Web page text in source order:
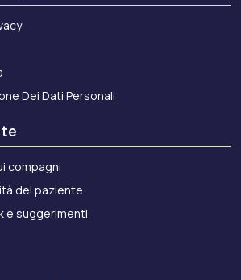
Dei Dati Personali
compagni
del paziente
e suggerimenti